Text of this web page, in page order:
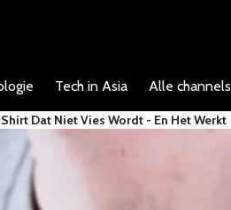
Tech in Asia Alle channels
Dat Niet Vies Wordt - En Het Werkt